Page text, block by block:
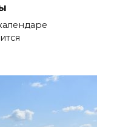
Байков»
после ЧС